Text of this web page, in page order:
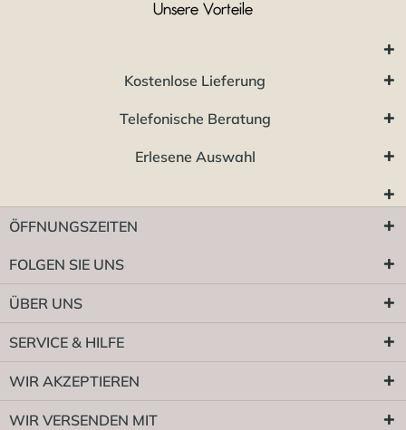
Unsere Vorteile
Kostenlose Lieferung
Telefonische Beratung
Erlesene Auswahl
ÖFFNUNGSZEITEN
FOLGEN SIE UNS
ÜBER UNS
SERVICE & HILFE
WIR AKZEPTIEREN
WIR VERSENDEN MIT